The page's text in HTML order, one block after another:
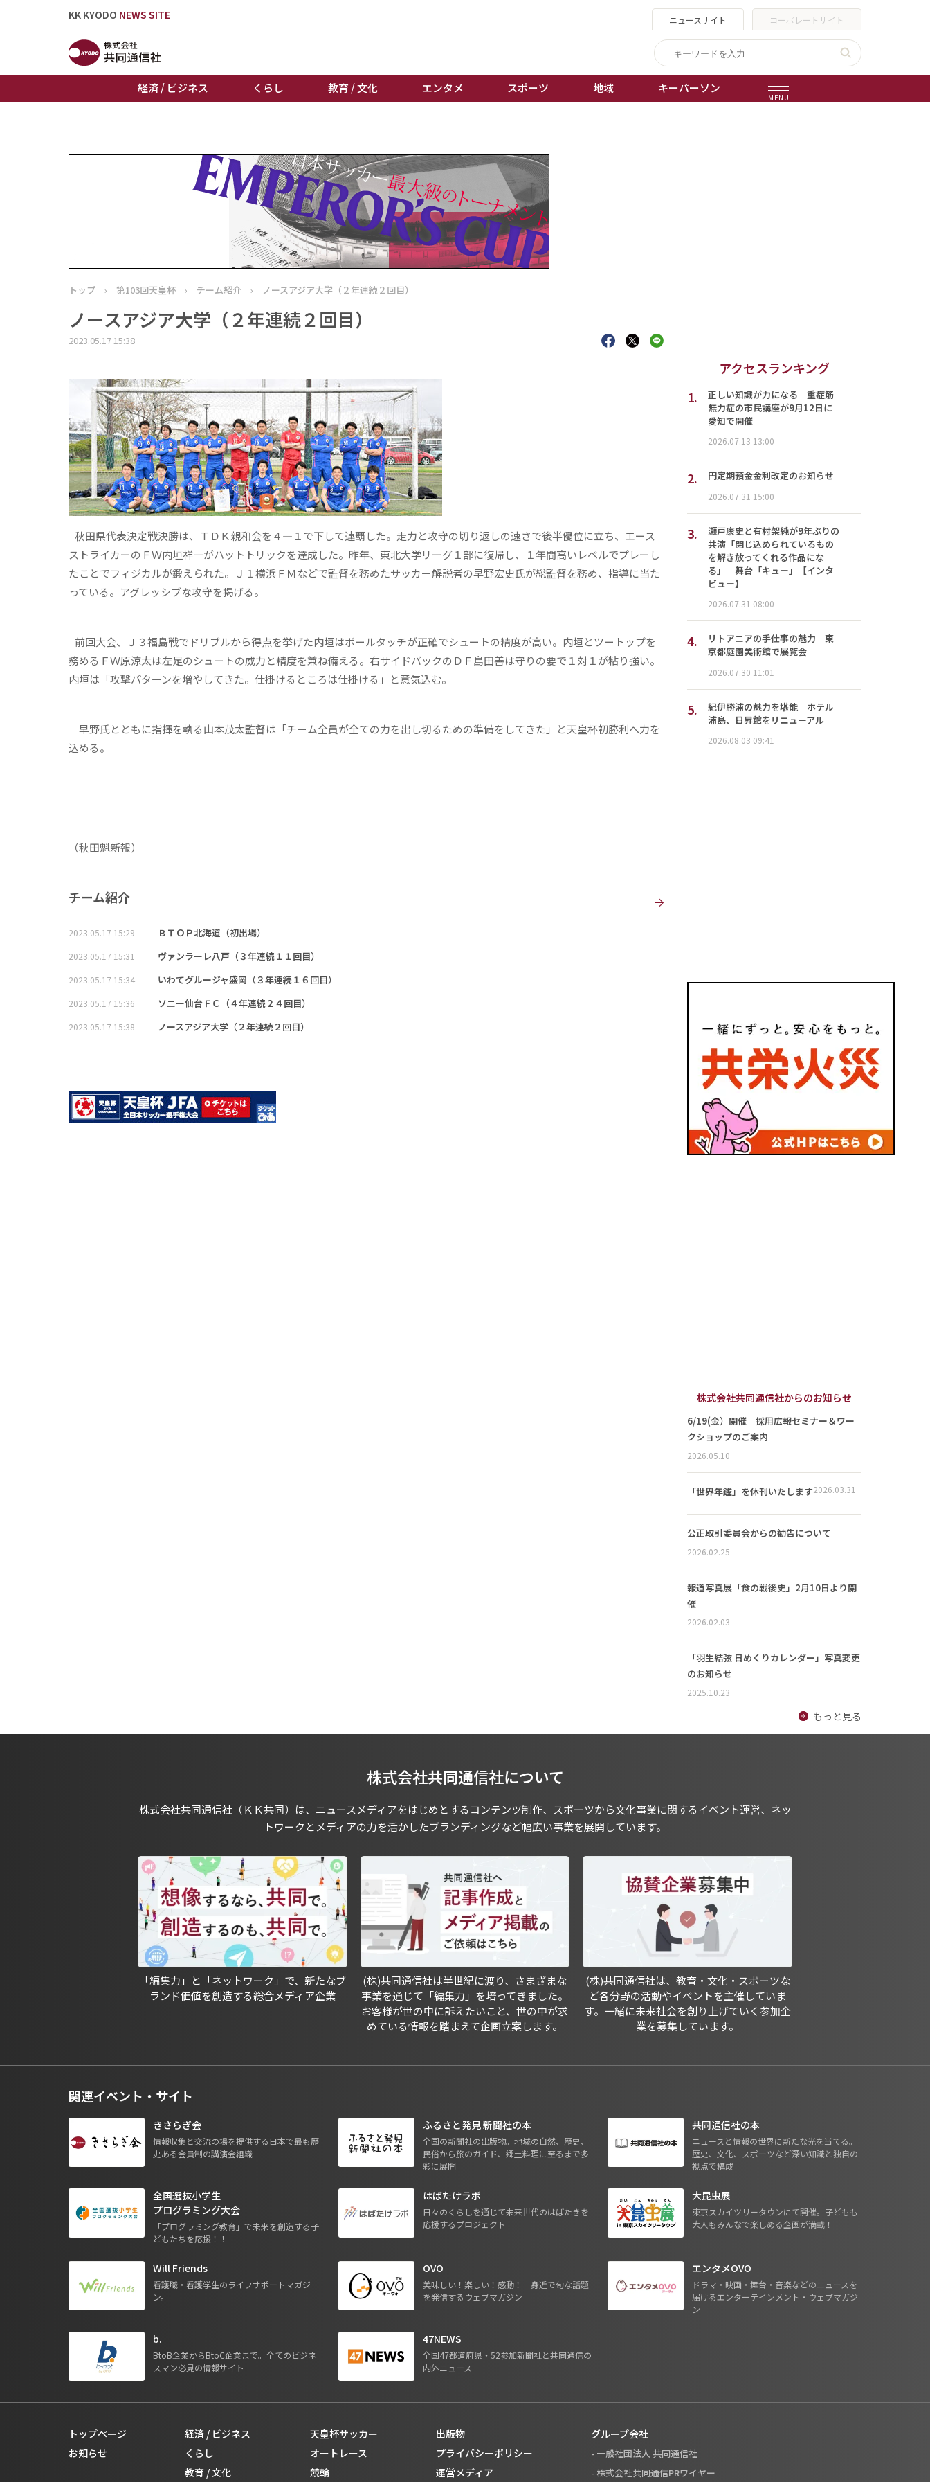
KK KYODO NEWS SITE ニュースサイト コーポレートサイト
経済 / ビジネス くらし 教育 / 文化 エンタメ スポーツ 地域 キーパーソン
MENU
お知らせ
くらし
教育 / 文化
エンタメ
スポーツ
地域
キーパーソン
天皇杯サッカー
オートレース
競輪
ボートレース
棋王戦
女流本因坊戦
トップ › 第103回天皇杯 › チーム紹介 › ノースアジア大学（２年連続２回目）
ノースアジア大学（２年連続２回目）
2023.05.17 15:38
秋田県代表決定戦決勝は、ＴＤＫ親和会を４―１で下して連覇した。走力と攻守の切り返しの速さで後半優位に立ち、エース
ストライカーのＦＷ内垣祥一がハットトリックを達成した。昨年、東北大学リーグ１部に復帰し、１年間高いレベルでプレーし
たことでフィジカルが鍛えられた。Ｊ１横浜ＦＭなどで監督を務めたサッカー解説者の早野宏史氏が総監督を務め、指導に当た
っている。アグレッシブな攻守を掲げる。
前回大会、Ｊ３福島戦でドリブルから得点を挙げた内垣はボールタッチが正確でシュートの精度が高い。内垣とツートップを
務めるＦＷ原涼太は左足のシュートの威力と精度を兼ね備える。右サイドバックのＤＦ島田善は守りの要で１対１が粘り強い。
内垣は「攻撃パターンを増やしてきた。仕掛けるところは仕掛ける」と意気込む。
早野氏とともに指揮を執る山本茂太監督は「チーム全員が全ての力を出し切るための準備をしてきた」と天皇杯初勝利へ力を
込める。
（秋田魁新報）
チーム紹介
2023.05.17 15:29 ＢＴＯＰ北海道（初出場）
2023.05.17 15:31 ヴァンラーレ八戸（３年連続１１回目）
2023.05.17 15:34 いわてグルージャ盛岡（３年連続１６回目）
2023.05.17 15:36 ソニー仙台ＦＣ（４年連続２４回目）
2023.05.17 15:38 ノースアジア大学（２年連続２回目）
アクセスランキング
1.
正しい知識が力になる 重症筋
無力症の市民講座が9月12日に
愛知で開催
2026.07.13 13:00
2. 円定期預金金利改定のお知らせ
2026.07.31 15:00
3.
瀬戸康史と有村架純が9年ぶりの
共演「閉じ込められているもの
を解き放ってくれる作品にな
る」 舞台「キュー」【インタ
ビュー】
2026.07.31 08:00
4.
リトアニアの手仕事の魅力 東
京都庭園美術館で展覧会
2026.07.30 11:01
5.
紀伊勝浦の魅力を堪能 ホテル
浦島、日昇館をリニューアル
2026.08.03 09:41
株式会社共同通信社からのお知らせ
6/19(金）開催 採用広報セミナー＆ワー
クショップのご案内
2026.05.10
「世界年鑑」を休刊いたします2026.03.31
公正取引委員会からの勧告について
2026.02.25
報道写真展「食の戦後史」2月10日より開
催
2026.02.03
「羽生結弦 日めくりカレンダー」写真変更
のお知らせ
2025.10.23
もっと見る
株式会社共同通信社について
株式会社共同通信社（ＫＫ共同）は、ニュースメディアをはじめとするコンテンツ制作、スポーツから文化事業に関するイベント運営、ネッ
トワークとメディアの力を活かしたブランディングなど幅広い事業を展開しています。
「編集力」と「ネットワーク」で、新たなブ
ランド価値を創造する総合メディア企業
(株)共同通信社は半世紀に渡り、さまざまな
事業を通じて「編集力」を培ってきました。
お客様が世の中に訴えたいこと、世の中が求
めている情報を踏まえて企画立案します。
(株)共同通信社は、教育・文化・スポーツな
ど各分野の活動やイベントを主催していま
す。一緒に未来社会を創り上げていく参加企
業を募集しています。
関連イベント・サイト
きさらぎ会
情報収集と交流の場を提供する日本で最も歴
史ある会員制の講演会組織
ふるさと発見 新聞社の本
全国の新聞社の出版物。地域の自然、歴史、
民俗から旅のガイド、郷土料理に至るまで多
彩に展開
共同通信社の本
ニュースと情報の世界に新たな光を当てる。
歴史、文化、スポーツなど深い知識と独自の
視点で構成
全国選抜小学生
プログラミング大会
「プログラミング教育」で未来を創造する子
どもたちを応援！！
はばたけラボ
日々のくらしを通じて未来世代のはばたきを
応援するプロジェクト
大昆虫展
東京スカイツリータウンにて開催。子どもも
大人もみんなで楽しめる企画が満載！
Will Friends
看護職・看護学生のライフサポートマガジ
ン。
OVO
美味しい！楽しい！感動！ 身近で旬な話題
を発信するウェブマガジン
エンタメOVO
ドラマ・映画・舞台・音楽などのニュースを
届けるエンターテインメント・ウェブマガジ
ン
b.
BtoB企業からBtoC企業まで。全てのビジネ
スマン必見の情報サイト
47NEWS
全国47都道府県・52参加新聞社と共同通信の
内外ニュース
トップページ
お知らせ
経済 / ビジネス
くらし
教育 / 文化
天皇杯サッカー
オートレース
競輪
出版物
プライバシーポリシー
運営メディア
グループ会社
- 一般社団法人 共同通信社
- 株式会社共同通信PRワイヤー